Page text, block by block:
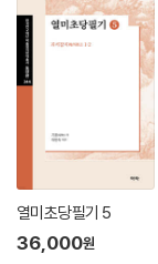
열미초당필기 5
36,000원